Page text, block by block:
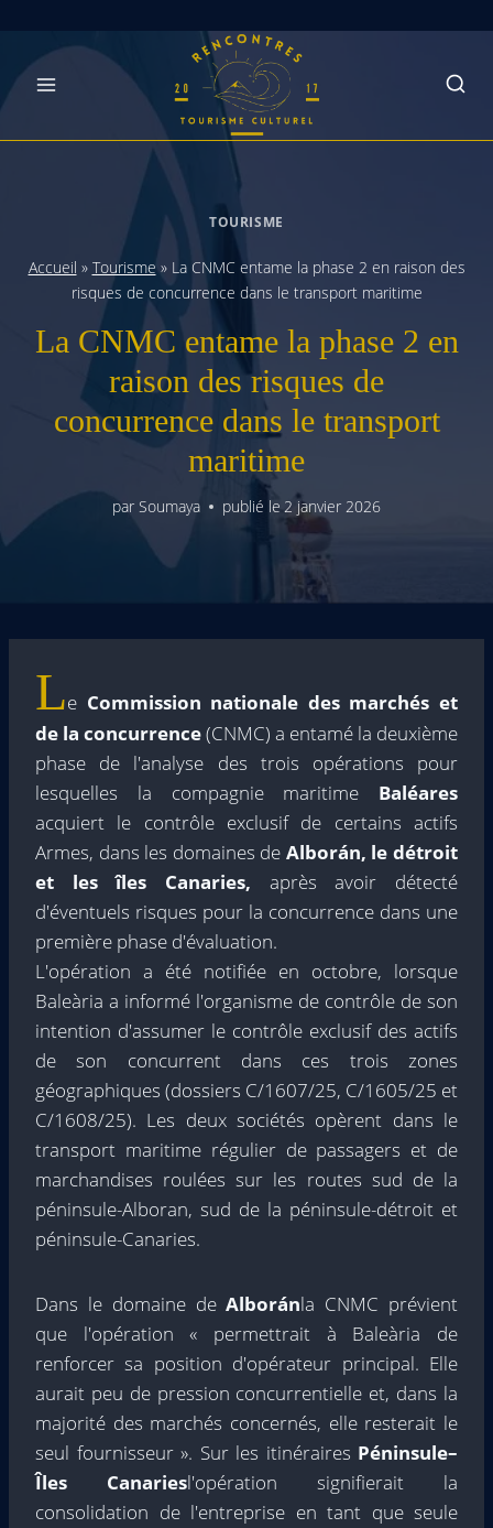
content
TOURISME
Accueil » Tourisme » La CNMC entame la phase 2 en raison des
risques de concurrence dans le transport maritime
La CNMC entame la phase 2 en
raison des risques de
concurrence dans le transport
maritime
par Soumaya publié le 2 janvier 2026
Le Commission nationale des marchés et
de la concurrence(CNMC) a entamé la deuxième
phase de l'analyse des trois opérations pour
lesquelles la compagnie maritime Baléares
acquiert le contrôle exclusif de certains actifs
Armes, dans les domaines de Alborán, le détroit
et les îles Canaries, après avoir détecté
d'éventuels risques pour la concurrence dans une
première phase d'évaluation.
L'opération a été notifiée en octobre, lorsque
Baleària a informé l'organisme de contrôle de son
intention d'assumer le contrôle exclusif des actifs
de son concurrent dans ces trois zones
géographiques (dossiers C/1607/25, C/1605/25 et
C/1608/25). Les deux sociétés opèrent dans le
transport maritime régulier de passagers et de
marchandises roulées sur les routes sud de la
péninsule-Alboran, sud de la péninsule-détroit et
péninsule-Canaries.
Dans le domaine deAlboránla CNMC prévient
que l'opération « permettrait à Baleària de
renforcer sa position d'opérateur principal. Elle
aurait peu de pression concurrentielle et, dans la
majorité des marchés concernés, elle resterait le
seul fournisseur ». Sur les itinéraires Péninsule–
Îles Canariesl'opération signifierait la
consolidation de l'entreprise en tant que seule